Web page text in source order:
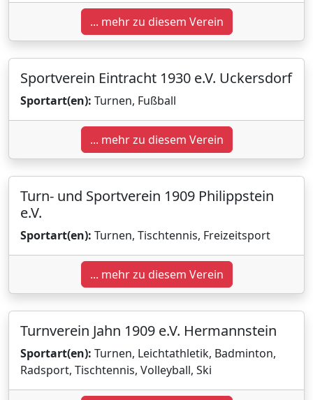
... mehr zu diesem Verein
Sportverein Eintracht 1930 e.V. Uckersdorf
Sportart(en): Turnen, Fußball
... mehr zu diesem Verein
Turn- und Sportverein 1909 Philippstein
e.V.
Sportart(en): Turnen, Tischtennis, Freizeitsport
... mehr zu diesem Verein
Turnverein Jahn 1909 e.V. Hermannstein
Sportart(en): Turnen, Leichtathletik, Badminton,
Radsport, Tischtennis, Volleyball, Ski